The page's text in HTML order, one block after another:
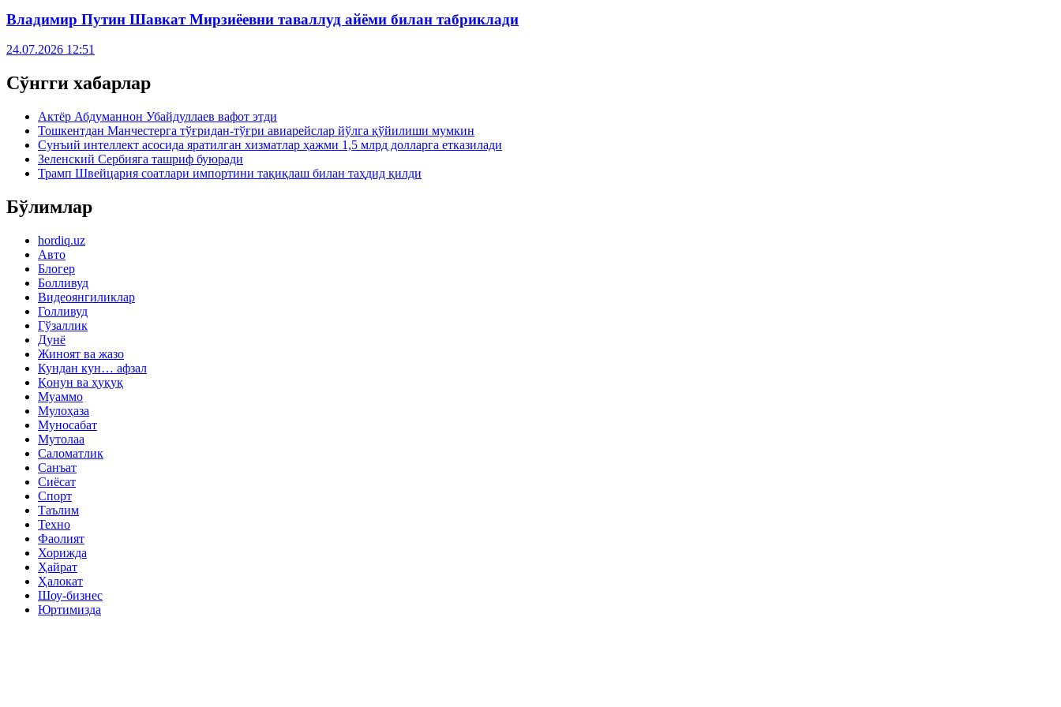
Владимир Путин Шавкат Мирзиёевни таваллуд айёми билан табриклади
24.07.2026 12:51
Сўнгги хабарлар
Актёр Абду­маннон Убайдуллаев вафот этди
Тошкентдан Манчестерга тўғридан-тўғри авиарейслар йўлга қўйилиши мумкин
Сунъий интеллект асосида яратилган хизматлар ҳажми 1,5 млрд долларга етказилади
Зеленский Сербияга ташриф буюради
Трамп Швейцария соатлари импортини тақиқлаш билан таҳдид қилди
Бўлимлар
hordiq.uz
Авто
Блогер
Болливуд
Видеоянгиликлар
Голливуд
Гўзаллик
Дунё
Жиноят ва жазо
Кундан кун… афзал
Қонун ва ҳуқуқ
Муаммо
Мулоҳаза
Муносабат
Мутолаа
Саломатлик
Санъат
Сиёсат
Спорт
Таълим
Техно
Фаолият
Хорижда
Ҳайрат
Ҳалокат
Шоу-бизнес
Юртимизда